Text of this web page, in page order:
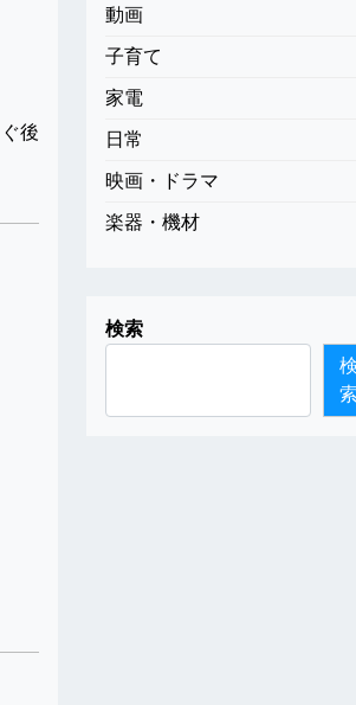
後
動画
子育て
家電
日常
映画・ドラマ
楽器・機材
検索
検
索